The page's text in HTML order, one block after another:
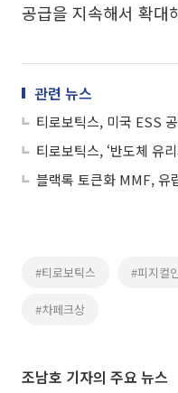
공급을 지속해서 확대
관련 뉴스
블랙록 토큰화 MMF, 유
#티로보틱스 #피지컬
#차페크상
조남호 기자의 주요 뉴스